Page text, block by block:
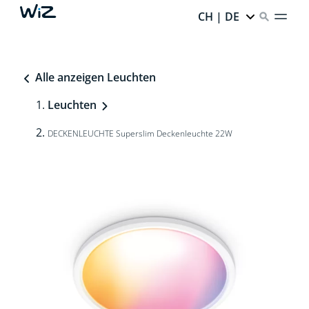
CH | DE
Alle anzeigen Leuchten
Leuchten
DECKENLEUCHTE Superslim Deckenleuchte 22W